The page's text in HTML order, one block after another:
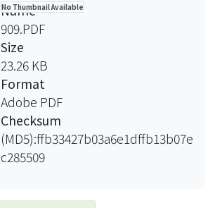
No Thumbnail Available
Name
909.PDF
Size
23.26 KB
Format
Adobe PDF
Checksum
(MD5):ffb33427b03a6e1dffb13b07e
c285509